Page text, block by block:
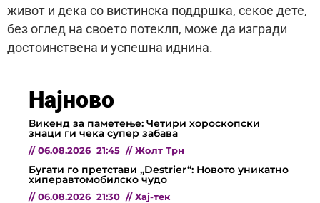
живот и дека со вистинска поддршка, секое дете,
без оглед на своето потеклп, може да изгради
достоинствена и успешна иднина.
Најново
Викенд за паметење: Четири хороскопски
знаци ги чека супер забава
// 06.08.2026 21:45 // Жолт Трн
Бугати го претстави „Destrier“: Новото уникатно
хиперавтомобилско чудо
// 06.08.2026 21:30 // Хај-тек